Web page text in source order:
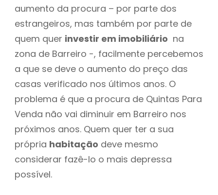
aumento da procura – por parte dos
estrangeiros, mas também por parte de
quem quer investir em imobiliário na
zona de Barreiro -, facilmente percebemos
a que se deve o aumento do preço das
casas verificado nos últimos anos. O
problema é que a procura de Quintas Para
Venda não vai diminuir em Barreiro nos
próximos anos. Quem quer ter a sua
própria habitação deve mesmo
considerar fazê-lo o mais depressa
possível.